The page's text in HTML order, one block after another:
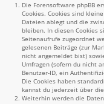
Die Forensoftware phpBB
Cookies. Cookies sind
Dateien ablegt und die
bleiben. In diesen Cookies
Seitenaufrufe zugeordnet
gelesenen Beiträge (zur
nicht angemeldet bist)
Umfragen (sofern du nicht
Benutzer-ID, ein
Die Cookies haben
kannst du jederzeit über
Weiterhin werden die